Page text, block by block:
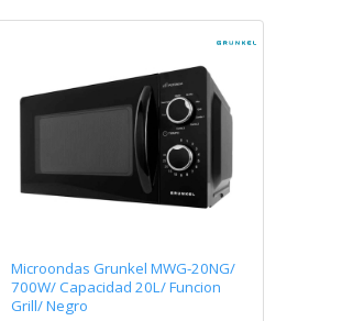
Microondas Grunkel MWG-20NG/
700W/ Capacidad 20L/ Funcion
Grill/ Negro